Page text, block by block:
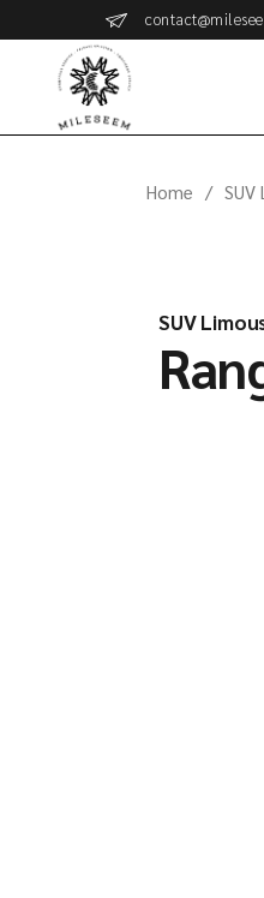
Home SUV
SUV